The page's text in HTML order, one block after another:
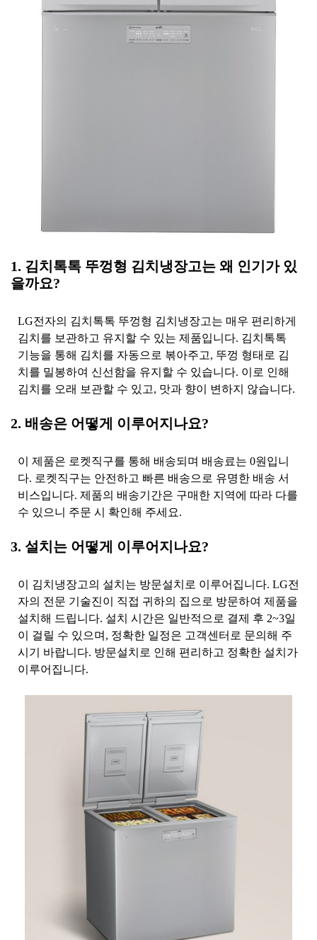
1. 김치톡톡 뚜껑형 김치냉장고는 왜 인기가 있
을까요?
LG전자의 김치톡톡 뚜껑형 김치냉장고는 매우 편리하게
김치를 보관하고 유지할 수 있는 제품입니다. 김치톡톡
기능을 통해 김치를 자동으로 볶아주고, 뚜껑 형태로 김
치를 밀봉하여 신선함을 유지할 수 있습니다. 이로 인해
김치를 오래 보관할 수 있고, 맛과 향이 변하지 않습니다.
2. 배송은 어떻게 이루어지나요?
이 제품은 로켓직구를 통해 배송되며 배송료는 0원입니
다. 로켓직구는 안전하고 빠른 배송으로 유명한 배송 서
비스입니다. 제품의 배송기간은 구매한 지역에 따라 다를
수 있으니 주문 시 확인해 주세요.
3. 설치는 어떻게 이루어지나요?
이 김치냉장고의 설치는 방문설치로 이루어집니다. LG전
자의 전문 기술진이 직접 귀하의 집으로 방문하여 제품을
설치해 드립니다. 설치 시간은 일반적으로 결제 후 2~3일
이 걸릴 수 있으며, 정확한 일정은 고객센터로 문의해 주
시기 바랍니다. 방문설치로 인해 편리하고 정확한 설치가
이루어집니다.